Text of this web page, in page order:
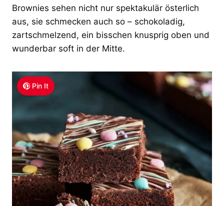
Brownies sehen nicht nur spektakulär österlich
aus, sie schmecken auch so – schokoladig,
zartschmelzend, ein bisschen knusprig oben und
wunderbar soft in der Mitte.
Pin It